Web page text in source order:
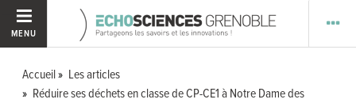
MENU
Accueil
Les articles
Réduire ses déchets en classe de CP-CE1 à Notre Dame des